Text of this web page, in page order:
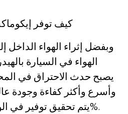
كيف توفر
الهواء في السيارة
وأسرع وأكثر كفاءة وجودة
يتم تحقيق توفير في الوقود يصل إلى 25%.